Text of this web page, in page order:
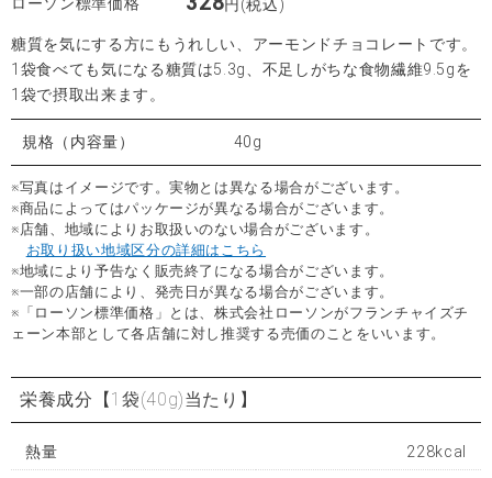
ローソン標準価格 円(税込)
糖質を気にする方にもうれしい、アーモンドチョコレートです。
1袋食べても気になる糖質は5.3g、不足しがちな食物繊維9.5gを
1袋で摂取出来ます。
規格（内容量） 40g
※写真はイメージです。実物とは異なる場合がございます。
※商品によってはパッケージが異なる場合がございます。
※店舗、地域によりお取扱いのない場合がございます。
お取り扱い地域区分の詳細はこちら
※地域により予告なく販売終了になる場合がございます。
※一部の店舗により、発売日が異なる場合がございます。
※「ローソン標準価格」とは、株式会社ローソンがフランチャイズチ
ェーン本部として各店舗に対し推奨する売価のことをいいます。
栄養成分 【1袋(40g)当たり】
熱量 228kcal